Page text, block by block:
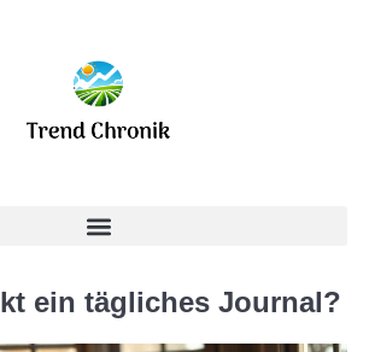
ein tägliches Journal?